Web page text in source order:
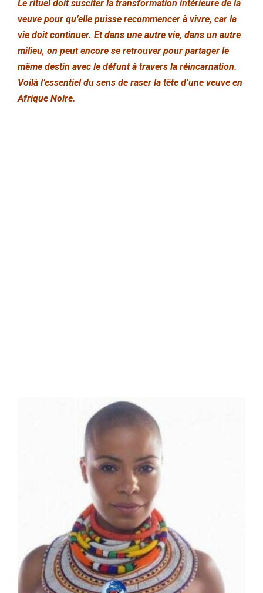
Le rituel doit susciter la transformation intérieure de la
veuve pour qu’elle puisse recommencer à vivre, car la
vie doit continuer. Et dans une autre vie, dans un autre
milieu, on peut encore se retrouver pour partager le
même destin avec le défunt à travers la réincarnation.
Voilà l’essentiel du sens de raser la tête d’une veuve en
Afrique Noire.